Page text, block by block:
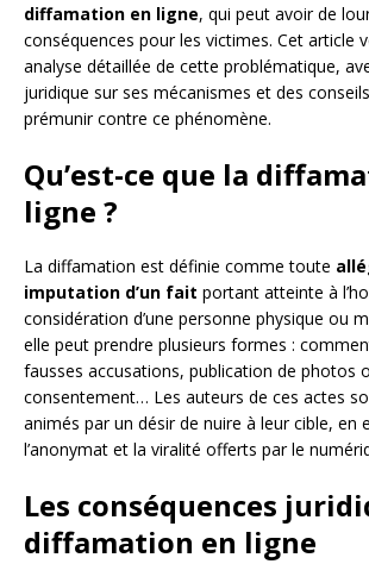
diffamation en ligne, qui peut avoir de
conséquences pour les victimes. Cet article
analyse détaillée de cette problématique,
juridique sur ses mécanismes et des
prémunir contre ce phénomène.
Qu’est-ce que la
ligne ?
La diffamation est définie comme toute
imputation d’un fait portant atteinte à
considération d’une personne physique ou
elle peut prendre plusieurs formes :
fausses accusations, publication de photos
consentement… Les auteurs de ces actes
animés par un désir de nuire à leur cible, en
l’anonymat et la viralité offerts par le
Les conséquences
diffamation en ligne